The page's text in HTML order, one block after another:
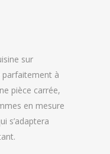
sur
parfaitement à
pièce carrée,
en mesure
s’adaptera